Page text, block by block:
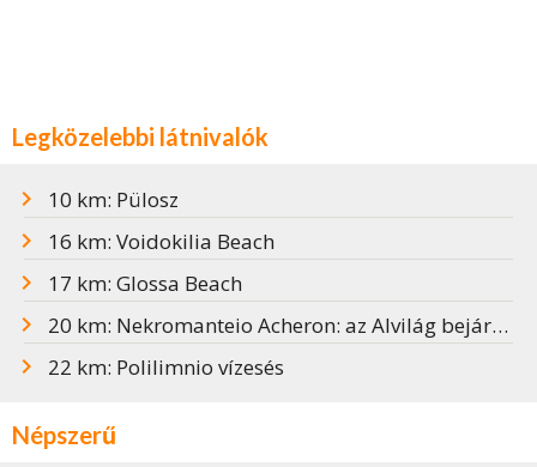
Legközelebbi látnivalók
10 km: Pülosz
16 km: Voidokilia Beach
17 km: Glossa Beach
20 km: Nekromanteio Acheron: az Alvilág bejárata
22 km: Polilimnio vízesés
Népszerű